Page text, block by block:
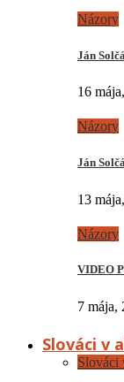
Názory
Ján
16
Názory
Ján
13
Názory
VIDEO
7 mája,
Slováci v
Slováci